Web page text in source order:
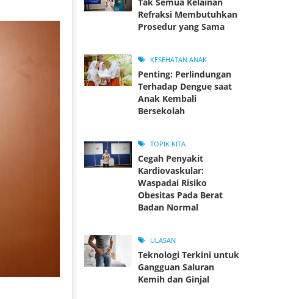
Refraksi Membutuhkan
Prosedur yang Sama
KESEHATAN ANAK
Penting: Perlindungan
Terhadap Dengue saat
Anak Kembali
Bersekolah
TOPIK KITA
Cegah Penyakit
Kardiovaskular:
Waspadai Risiko
Obesitas Pada Berat
Badan Normal
ULASAN
Teknologi Terkini untuk
Gangguan Saluran
Kemih dan Ginjal